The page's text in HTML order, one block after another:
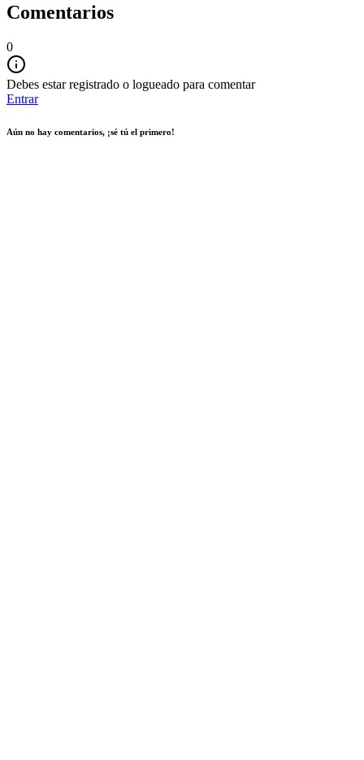
Comentarios
0
Debes estar registrado o logueado para comentar
Entrar
Aún no hay comentarios, ¡sé tú el primero!